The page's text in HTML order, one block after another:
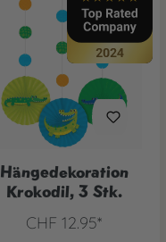
Hängedekoration
Krokodil, 3 Stk.
CHF 12.95*